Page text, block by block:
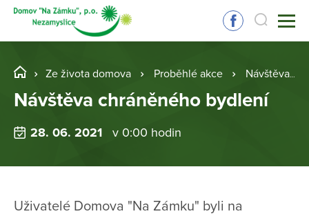
Ze života domova Proběhlé akce Návštěva chráněného bydlení
Návštěva chráněného bydlení
28. 06. 2021 v 0:00 hodin
Uživatelé Domova "Na Zámku" byli na